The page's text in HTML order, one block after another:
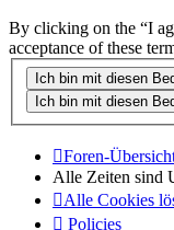
By clicking on the “I
acceptance of these
Foren-
Alle Zeiten sind
Alle Cookies
Policies